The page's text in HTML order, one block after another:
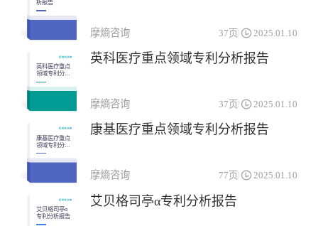
析报告
摩熵咨询 37页 2025.01.10
英科医疗重点
领域专利分析
报告
英科医疗重点领域专利分析报告
摩熵咨询 37页 2025.01.10
康基医疗重点
领域专利分析
报告
康基医疗重点领域专利分析报告
摩熵咨询 77页 2025.01.10
艾贝格司亭α
专利分析报告
艾贝格司亭α专利分析报告